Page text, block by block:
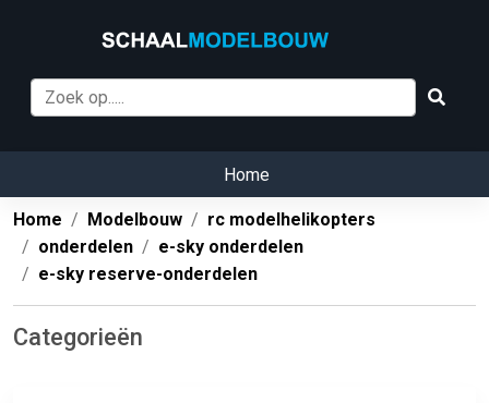
Home
Home Modelbouw
rc modelhelikopters
onderdelen
e-sky onderdelen
e-sky reserve-onderdelen
Categorieën